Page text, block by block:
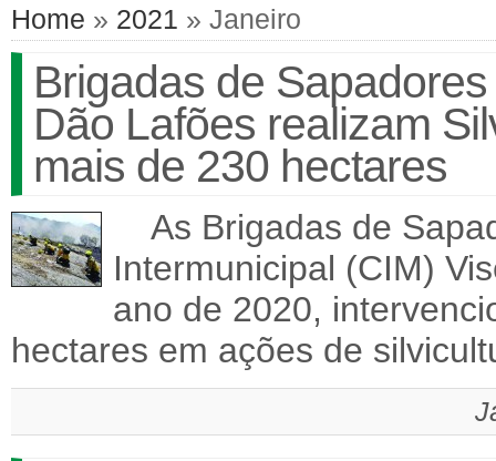
Home » 2021 » Janeiro
Brigadas de
Dão Lafões realizam
mais de 230 hectares
As Brigadas de
Intermunicipal (CIM)
ano de 2020,
hectares em ações de